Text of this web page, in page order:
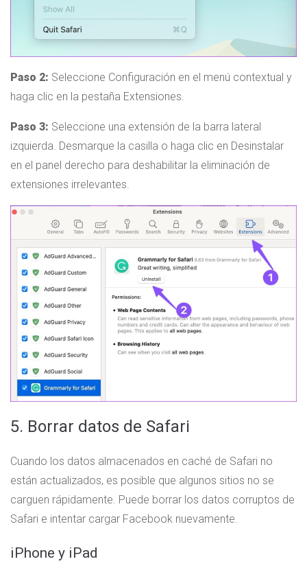
Paso 2: Seleccione Configuración en el menú contextual y
haga clic en la pestaña Extensiones.
Paso 3: Seleccione una extensión de la barra lateral
izquierda. Desmarque la casilla o haga clic en Desinstalar
en el panel derecho para deshabilitar la eliminación de
extensiones irrelevantes.
5. Borrar datos de Safari
Cuando los datos almacenados en caché de Safari no
están actualizados, es posible que algunos sitios no se
carguen rápidamente. Puede borrar los datos corruptos de
Safari e intentar cargar Facebook nuevamente.
iPhone y iPad